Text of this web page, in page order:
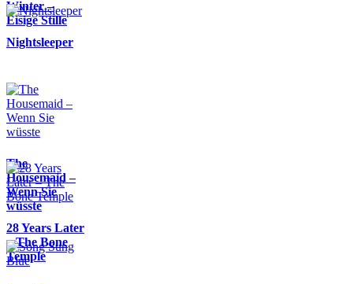
Winter –
Eisige Stille
Nightsleeper
The
Housemaid –
Wenn Sie
wüsste
28 Years Later
– The Bone
Temple